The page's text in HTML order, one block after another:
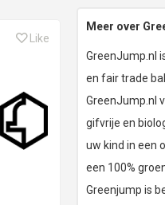
Like
Meer over
GreenJump.nl
en fair trade
GreenJump.nl
gifvrije en
uw kind in een
een 100%
Greenjump is